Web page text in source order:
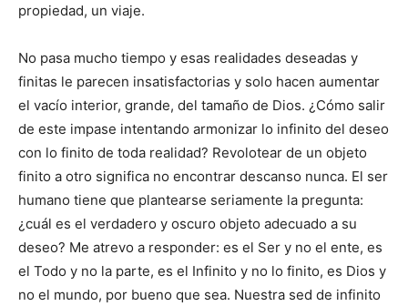
propiedad, un viaje.
No pasa mucho tiempo y esas realidades deseadas y
finitas le parecen insatisfactorias y solo hacen aumentar
el vacío interior, grande, del tamaño de Dios. ¿Cómo salir
de este impase intentando armonizar lo infinito del deseo
con lo finito de toda realidad? Revolotear de un objeto
finito a otro significa no encontrar descanso nunca. El ser
humano tiene que plantearse seriamente la pregunta:
¿cuál es el verdadero y oscuro objeto adecuado a su
deseo? Me atrevo a responder: es el Ser y no el ente, es
el Todo y no la parte, es el Infinito y no lo finito, es Dios y
no el mundo, por bueno que sea. Nuestra sed de infinito